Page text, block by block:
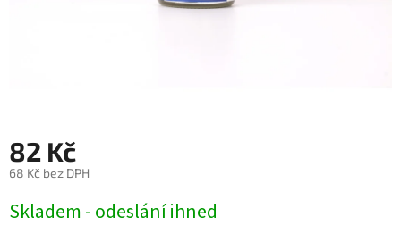
82 Kč
68 Kč bez DPH
cena:
Skladem - odeslání ihned